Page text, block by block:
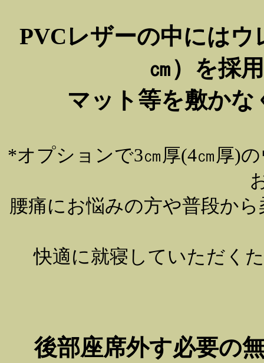
PVCレザーの中には
㎝）を採
マット等を敷か
*オプションで3㎝厚(4㎝厚)
腰痛にお悩みの方や普段か
快適に就寝していただく
後部座席外す必要の